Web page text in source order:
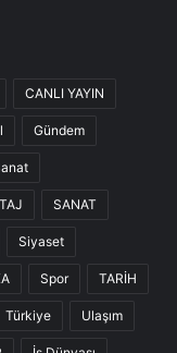
CANLI YAYIN
Gündem
SANAT
Siyaset
Spor TARİH
Türkiye Ulaşım